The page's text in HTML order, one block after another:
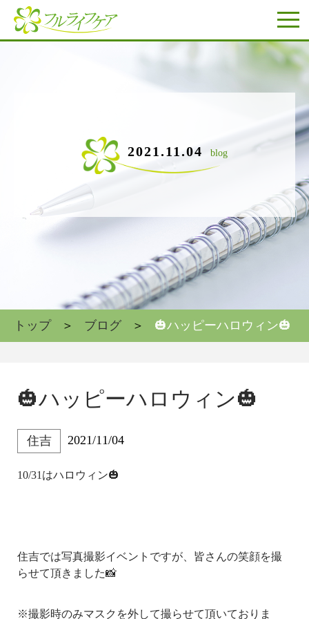
2021.11.04 blog
トップ ブログ 🎃ハッピーハロウィン🎃
🎃ハッピーハロウィン🎃
住吉 2021/11/04
10/31はハロウィン🎃
住吉では写真撮影イベントですが、皆さんの笑顔を撮
らせて頂きました📸
※撮影時のみマスクを外して撮らせて頂いておりま